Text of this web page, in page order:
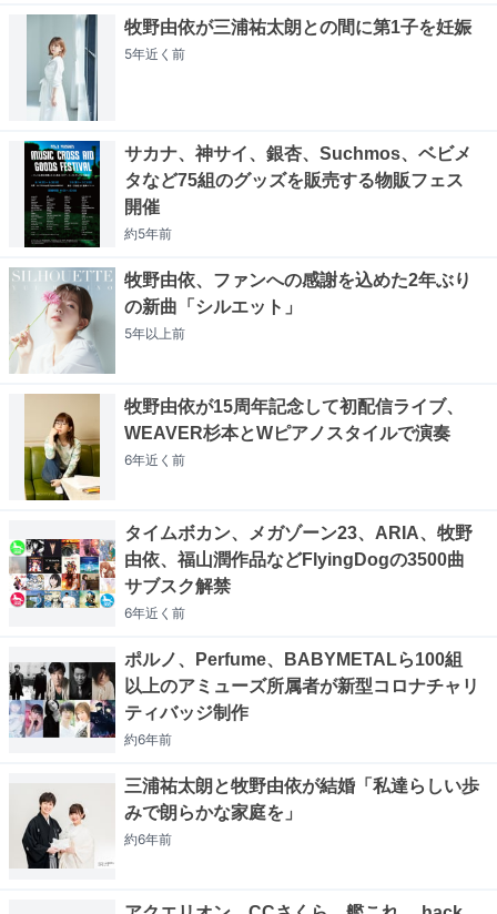
牧野由依が三浦祐太朗との間に第1子を妊娠
5年近く 前
サカナ、神サイ、銀杏、Suchmos、ベビメ
タなど75組のグッズを販売する物販フェス
開催
約5年前
牧野由依、ファンへの感謝を込めた2年ぶり
の新曲「シルエット」
5年以上前
牧野由依が15周年記念して初配信ライブ、
WEAVER杉本とWピアノスタイルで演奏
6年近く 前
タイムボカン、メガゾーン23、ARIA、牧野
由依、福山潤作品などFlyingDogの3500曲
サブスク解禁
6年近く 前
ポルノ、Perfume、BABYMETALら100組
以上のアミューズ所属者が新型コロナチャリ
ティバッジ制作
約6年前
三浦祐太朗と牧野由依が結婚「私達らしい歩
みで朗らかな家庭を」
約6年前